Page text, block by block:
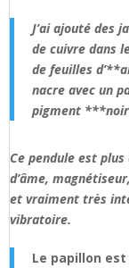
J’ai ajouté des
de cuivre dans
de feuilles
nacre avec un
pigment
Ce pendule est
d’âme,
et vraiment très
vibratoire.
Le papillon